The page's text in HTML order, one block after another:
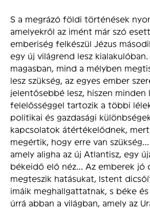
S a megrázó földi történések
amelyekről az imént már szó
emberiség felkészül Jézus
egy új világrend lesz kialakulóban.
magasban, mind a mélyben
lesz szükség, az egyes ember
jelentősebbé lesz, hiszen minden
felelősséggel tartozik a többi
politikai és gazdasági
kapcsolatok átértékelődnek,
megértik, hogy erre van szükség…
amely aligha az új Atlantisz, egy
békeidő elő néz… Az emberek jó
megteszik hatásukat, Istent
imáik meghallgattatnak, s béke
úrrá abban a világban, amely az